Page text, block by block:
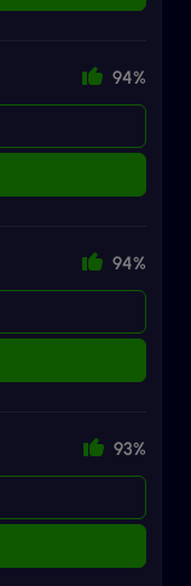
94%
94%
93%